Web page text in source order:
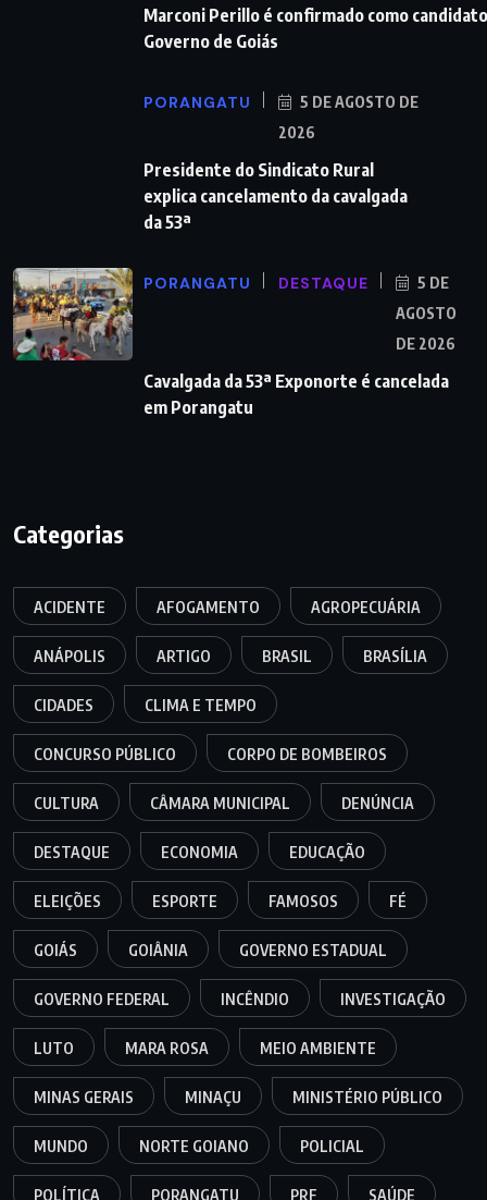
Marconi Perillo é confirmado como
Governo de Goiás
PORANGATU
5 DE AGOSTO DE
2026
Presidente do Sindicato Rural
explica cancelamento da cavalgada
da 53ª
PORANGATU DESTAQUE
5 DE
AGOSTO
DE 2026
Cavalgada da 53ª Exponorte é cancelada
em Porangatu
Categorias
ACIDENTE AFOGAMENTO AGROPECUÁRIA
ANÁPOLIS ARTIGO BRASIL BRASÍLIA
CIDADES CLIMA E TEMPO
CONCURSO PÚBLICO CORPO DE BOMBEIROS
CULTURA CÂMARA MUNICIPAL DENÚNCIA
DESTAQUE ECONOMIA EDUCAÇÃO
ELEIÇÕES ESPORTE FAMOSOS FÉ
GOIÁS GOIÂNIA GOVERNO ESTADUAL
GOVERNO FEDERAL INCÊNDIO INVESTIGAÇÃO
LUTO MARA ROSA MEIO AMBIENTE
MINAS GERAIS MINAÇU MINISTÉRIO PÚBLICO
MUNDO NORTE GOIANO POLICIAL
POLÍTICA PORANGATU PRF SAÚDE